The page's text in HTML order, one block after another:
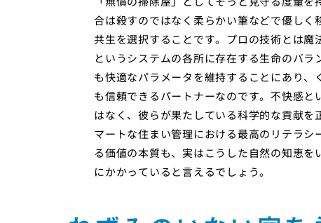
合は殺すのではなく柔らかい筆などで優しく
共生を選択することです。プロの技術とは魔
というシステムの各所に存在する生命のバ
も快適なパラメータを維持することにあり、
も信頼できるパートナーなのです。不快感と
はなく、彼らが果たしている科学的な貢献を
マートな住まい管理における最高のリテラシ
る価値の本質も、実はこうした自然の知恵
にかかっていると言えるでしょう。